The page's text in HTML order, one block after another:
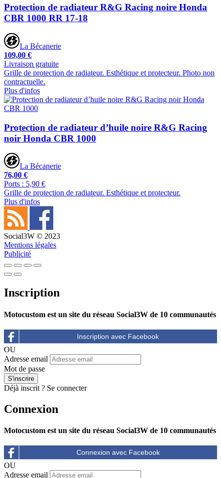
Protection de radiateur R&G Racing noire Honda
CBR 1000 RR 17-18
La Bécanerie
109,00 €
Livraison gratuite
Grille de protection de radiateur. Esthétique et protecteur. Photo non
contractuelle.
Plus d'infos
Protection de radiateur d’huile noire R&G Racing
noir Honda CBR 1000
La Bécanerie
76,00 €
Ports : 5,90 €
Grille de protection de radiateur. Esthétique et protecteur.
Plus d'infos
Social3W © 2023
Mentions légales
Publicité
Inscription
Motocustom est un site du réseau Social3W de 10 communautés
OU
Adresse email
Mot de passe
Déjà inscrit ? Se connecter
Connexion
Motocustom est un site du réseau Social3W de 10 communautés
OU
Adresse email